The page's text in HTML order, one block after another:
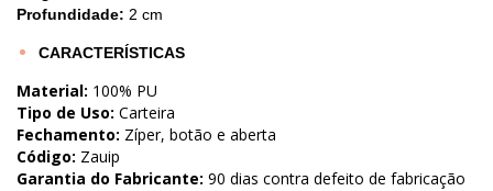
Profundidade: 2 cm
CARACTERÍSTICAS​
Material: 100% PU
Tipo de Uso: Carteira
Fechamento: Zíper, botão e aberta
Código: Zauip
Garantia do Fabricante: 90 dias contra defeito de fabricação